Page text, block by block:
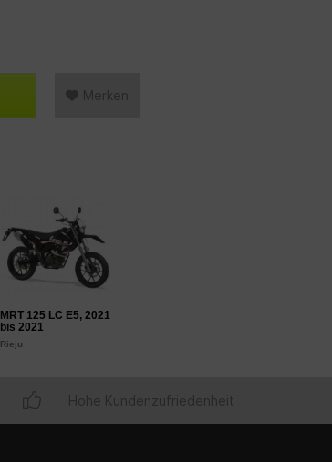
Merken
MRT 125 LC E5, 2021
bis 2021
Rieju
Hohe Kundenzufriedenheit